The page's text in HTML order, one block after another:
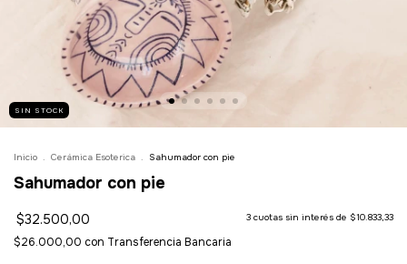
SIN STOCK
Inicio . Cerámica Esoterica . Sahumador con pie
Sahumador con pie
$32.500,00 3 cuotas sin interés de $10.833,33
$26.000,00 con Transferencia Bancaria